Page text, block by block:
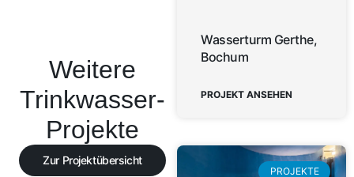
Weitere
Trinkwasser-
Projekte
Zur Projektübersicht
Wasserturm Gerthe,
Bochum
PROJEKT ANSEHEN
PROJEKTE